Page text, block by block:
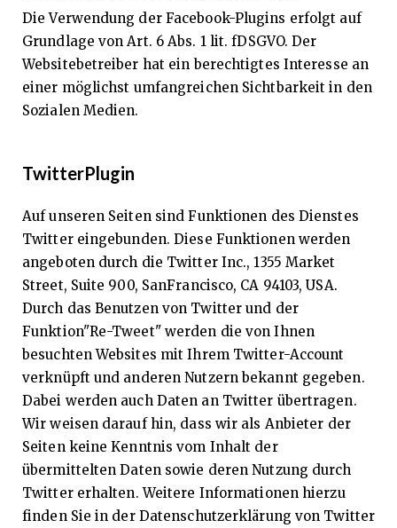
Die Verwendung der Facebook-Plugins erfolgt auf
Grundlage von Art. 6 Abs. 1 lit. fDSGVO. Der
Websitebetreiber hat ein berechtigtes Interesse an
einer möglichst umfangreichen Sichtbarkeit in den
Sozialen Medien.
TwitterPlugin
Auf unseren Seiten sind Funktionen des Dienstes
Twitter eingebunden. Diese Funktionen werden
angeboten durch die Twitter Inc., 1355 Market
Street, Suite 900, SanFrancisco, CA 94103, USA.
Durch das Benutzen von Twitter und der
Funktion"Re-Tweet" werden die von Ihnen
besuchten Websites mit Ihrem Twitter-Account
verknüpft und anderen Nutzern bekannt gegeben.
Dabei werden auch Daten an Twitter übertragen.
Wir weisen darauf hin, dass wir als Anbieter der
Seiten keine Kenntnis vom Inhalt der
übermittelten Daten sowie deren Nutzung durch
Twitter erhalten. Weitere Informationen hierzu
finden Sie in der Datenschutzerklärung von Twitter